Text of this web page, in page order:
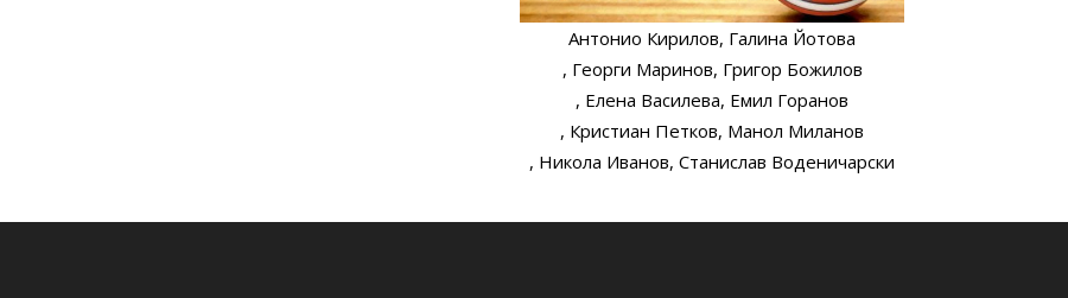
Антонио Кирилов, Галина Йотова
, Георги Маринов, Григор Божилов
, Елена Василева, Емил Горанов
, Кристиан Петков, Манол Миланов
, Никола Иванов, Станислав Воденичарски